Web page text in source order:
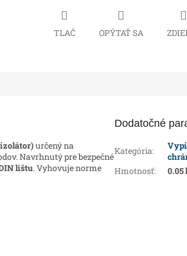
TLAČ OPÝTAŤ SA
určený na
Navrhnutý pre bezpečné
lištu. Vyhovuje norme
Dodatočné
Kategória:
Hmotnosť: 0.05